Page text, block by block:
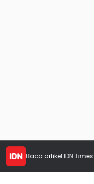
Baca artikel IDN Times